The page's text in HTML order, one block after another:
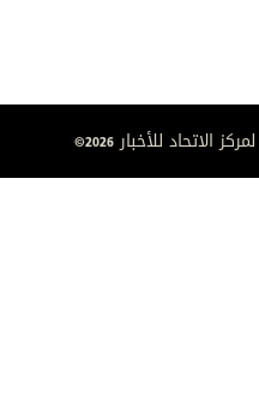
للأخبار 2026©